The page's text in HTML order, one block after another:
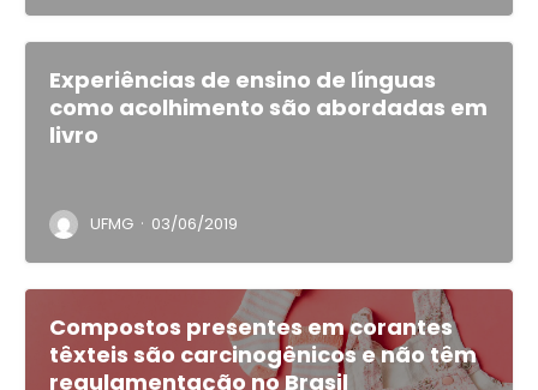
Experiências de ensino de línguas
como acolhimento são abordadas em
livro
UFMG · 03/06/2019
Compostos presentes em corantes
têxteis são carcinogênicos e não têm
regulamentação no Brasil